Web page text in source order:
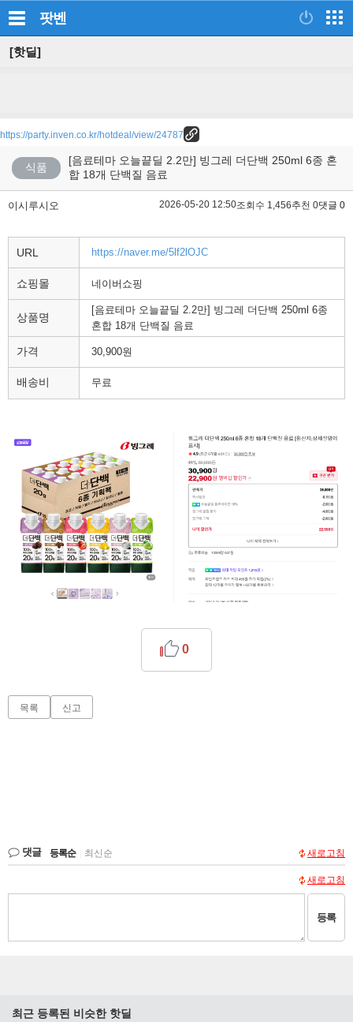
팟벤
[핫딜]
https://party.inven.co.kr/hotdeal/view/24787
식품
[음료테마 오늘끝딜 2.2만] 빙그레 더단백 250ml 6종 혼
합 18개 단백질 음료
이시루시오 2026-05-20 12:50조회수 1,456추천 0댓글 0
URL https://naver.me/5lf2lOJC
쇼핑몰 네이버쇼핑
상품명
[음료테마 오늘끝딜 2.2만] 빙그레 더단백 250ml 6종
혼합 18개 단백질 음료
가격 30,900원
배송비 무료
0
목록 신고
댓글 등록순 최신순 새로고침
새로고침
등록
최근 등록된 비슷한 핫딜